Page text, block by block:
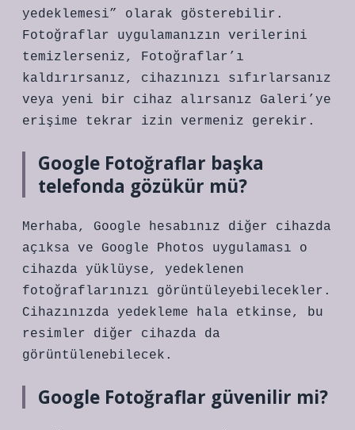
yedeklemesi” olarak gösterebilir.
Fotoğraflar uygulamanızın verilerini
temizlerseniz, Fotoğraflar’ı
kaldırırsanız, cihazınızı sıfırlarsanız
veya yeni bir cihaz alırsanız Galeri’ye
erişime tekrar izin vermeniz gerekir.
Google Fotoğraflar başka
telefonda gözükür mü?
Merhaba, Google hesabınız diğer cihazda
açıksa ve Google Photos uygulaması o
cihazda yüklüyse, yedeklenen
fotoğraflarınızı görüntüleyebilecekler.
Cihazınızda yedekleme hala etkinse, bu
resimler diğer cihazda da
görüntülenebilecek.
Google Fotoğraflar güvenilir mi?